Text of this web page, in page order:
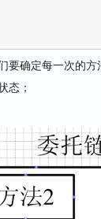
要确定每一次的
态；